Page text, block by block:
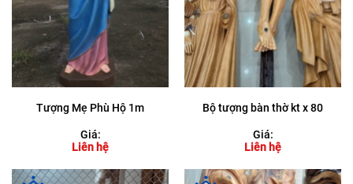
Tượng Mẹ Phù Hộ 1m
Giá:
Liên hệ
Bộ tượng bàn thờ kt x 80
Giá:
Liên hệ